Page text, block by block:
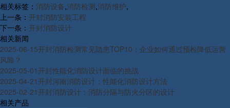
相关标签： 消防设备,消防检测,消防维护,
上一条： 开封消防安装工程
下一条： 开封消防设计
相关新闻
2025-06-15开封消防检测常见隐患TOP10：企业如何通过预检降低运营
风险？
2025-05-01开封性能化消防设计面临的挑战
2025-04-21开封河南消防设计：性能化消防设计方法
2025-02-21开封消防设计：消防分隔与防火分区的设计
相关产品